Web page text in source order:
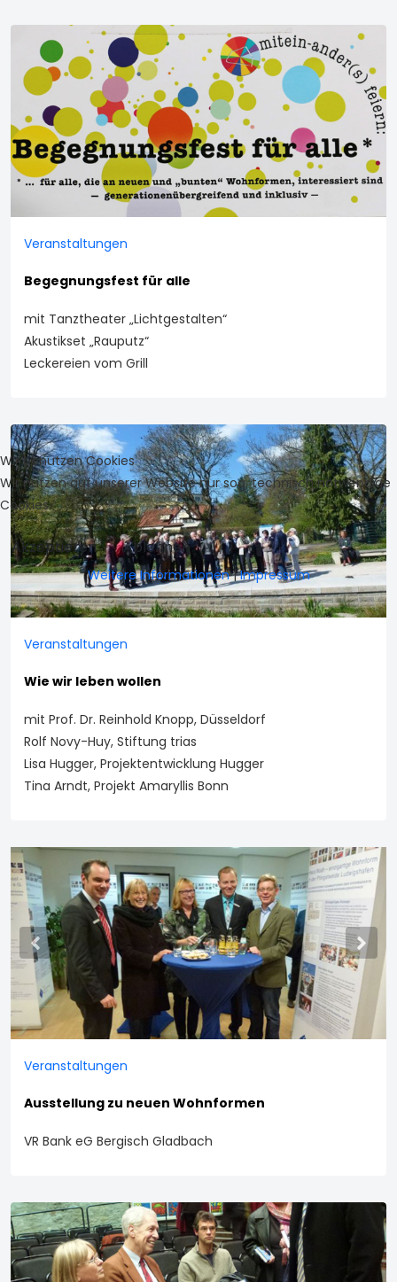
Veranstaltungen
Begegnungsfest für alle
mit Tanztheater „Lichtgestalten“
Akustikset „Rauputz“
Leckereien vom Grill
Veranstaltungen
Wie wir leben wollen
mit Prof. Dr. Reinhold Knopp, Düsseldorf
Rolf Novy-Huy, Stiftung trias
Lisa Hugger, Projektentwicklung Hugger
Tina Arndt, Projekt Amaryllis Bonn
Previous
Veranstaltungen
Ausstellung zu neuen Wohnformen
VR Bank eG Bergisch Gladbach
Wir benutzen Cookies
Wir nutzen auf unserer Website nur sog. technisch notwendige
Cookies.
Akzeptieren Ablehnen
Weitere Informationen|Impressum